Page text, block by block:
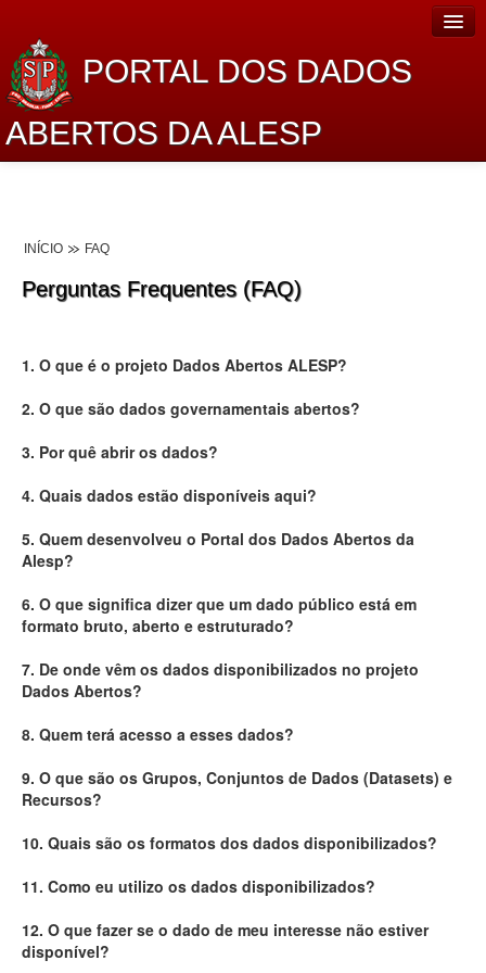
PORTAL DOS DADOS
ABERTOS DA ALESP
Lei de Acesso à Informação
Administração
Legislação
Perguntas frequentes
Contato
INÍCIO FAQ
Perguntas Frequentes (FAQ)
1. O que é o projeto Dados Abertos ALESP?
2. O que são dados governamentais abertos?
3. Por quê abrir os dados?
4. Quais dados estão disponíveis aqui?
5. Quem desenvolveu o Portal dos Dados Abertos da
Alesp?
6. O que significa dizer que um dado público está em
formato bruto, aberto e estruturado?
7. De onde vêm os dados disponibilizados no projeto
Dados Abertos?
8. Quem terá acesso a esses dados?
9. O que são os Grupos, Conjuntos de Dados (Datasets) e
Recursos?
10. Quais são os formatos dos dados disponibilizados?
11. Como eu utilizo os dados disponibilizados?
12. O que fazer se o dado de meu interesse não estiver
disponível?